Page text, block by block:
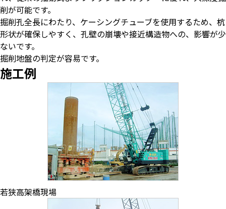
削が可能です。
掘削孔全長にわたり、ケーシングチューブを使用するため、杭
形状が確保しやすく、孔壁の崩壊や接近構造物への、影響が少
ないです。
掘削地盤の判定が容易です。
施工例
若狭高架橋現場